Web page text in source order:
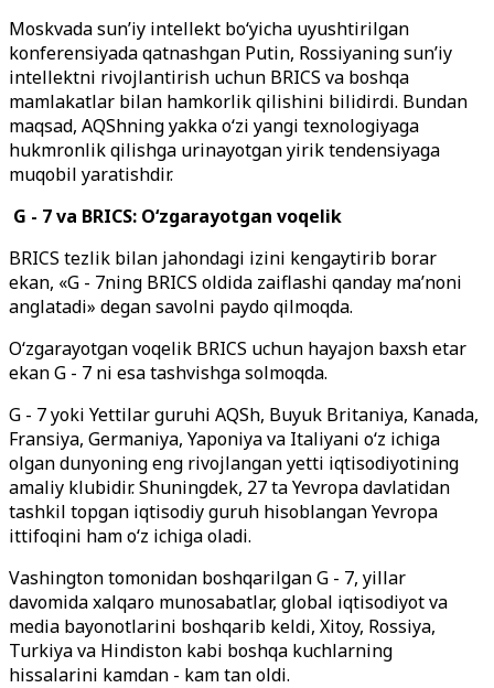
Moskvada sun’iy intellekt bo‘yicha uyushtirilgan
konferensiyada qatnashgan Putin, Rossiyaning sun’iy
intellektni rivojlantirish uchun BRICS va boshqa
mamlakatlar bilan hamkorlik qilishini bilidirdi. Bundan
maqsad, AQShning yakka o‘zi yangi texnologiyaga
hukmronlik qilishga urinayotgan yirik tendensiyaga
muqobil yaratishdir.
G - 7 va BRICS: O‘zgarayotgan voqelik
BRICS tezlik bilan jahondagi izini kengaytirib borar
ekan, «G - 7ning BRICS oldida zaiflashi qanday ma’noni
anglatadi» degan savolni paydo qilmoqda.
O‘zgarayotgan voqelik BRICS uchun hayajon baxsh etar
ekan G - 7 ni esa tashvishga solmoqda.
G - 7 yoki Yettilar guruhi AQSh, Buyuk Britaniya, Kanada,
Fransiya, Germaniya, Yaponiya va Italiyani o‘z ichiga
olgan dunyoning eng rivojlangan yetti iqtisodiyotining
amaliy klubidir. Shuningdek, 27 ta Yevropa davlatidan
tashkil topgan iqtisodiy guruh hisoblangan Yevropa
ittifoqini ham o‘z ichiga oladi.
Vashington tomonidan boshqarilgan G - 7, yillar
davomida xalqaro munosabatlar, global iqtisodiyot va
media bayonotlarini boshqarib keldi, Xitoy, Rossiya,
Turkiya va Hindiston kabi boshqa kuchlarning
hissalarini kamdan - kam tan oldi.